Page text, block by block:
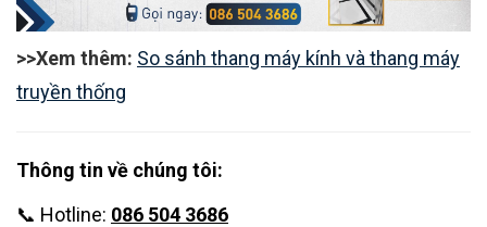
>>Xem thêm: So sánh thang máy kính và thang máy
truyền thống
Thông tin về chúng tôi:
📞 Hotline: 086 504 3686